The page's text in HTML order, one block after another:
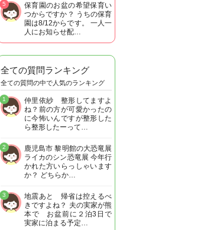
保育園のお盆の希望保育い
つからですか？ うちの保育
園は8/12からです。 一人一
人にお知らせ配…
5
全ての質問ランキング
全ての質問の中で人気のランキング
仲里依紗 整形してますよ
ね？前の方が可愛かったの
に今怖いんですが整形した
ら整形したーって…
1
鹿児島市 黎明館の大恐竜展
ライカのシン恐竜展 今年行
かれた方いらっしゃいます
か？ どちらか…
2
地震あと 帰省は控えるべ
きですよね？ 夫の実家が熊
本で お盆前に２泊3日で
実家に泊まる予定…
3